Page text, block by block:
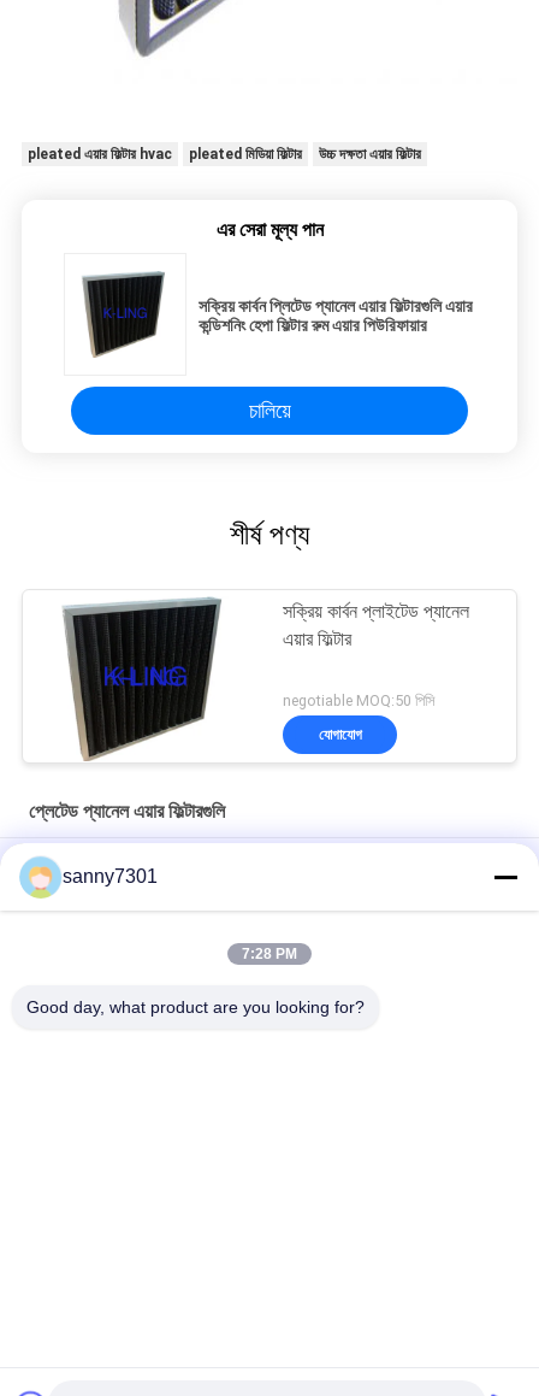
pleated এয়ার ফিল্টার hvac pleated মিডিয়া ফিল্টার উচ্চ দক্ষতা এয়ার ফিল্টার
এর সেরা মূল্য পান
সক্রিয় কার্বন প্লিটেড প্যানেল এয়ার ফিল্টারগুলি এয়ার
কন্ডিশনিং হেপা ফিল্টার রুম এয়ার পিউরিফায়ার
চালিয়ে
শীর্ষ পণ্য
সক্রিয় কার্বন প্লাইটেড প্যানেল
এয়ার ফিল্টার
negotiable MOQ:50 পিসি
যোগাযোগ
প্লেটেড প্যানেল এয়ার ফিল্টারগুলি
ইনডোরে আবাসিক প্লাইটেড প্যানেল এয়ার ফিল্টারগুলি ক্লিন রুম, হাই ডাস্ট ক্যাপাসিটির
জন্য sanny7301
7:28 PM
Good day, what product are you looking for?